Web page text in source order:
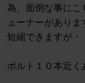
為、面倒な事にこ
ューナーがあり
短縮できますが・
ボルト１０本近く